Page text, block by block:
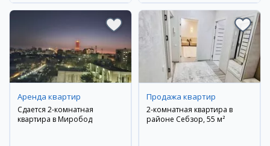
Аренда квартир
Сдается 2-комнатная
квартира в Миробод
Продажа квартир
2-комнатная квартира в
районе Себзор, 55 м²